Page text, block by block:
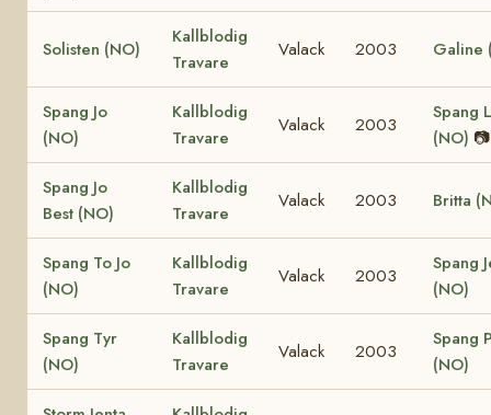
Solisten (NO)
Kallblodig
Travare
Valack 2003 Galine
Spang Jo
(NO)
Kallblodig
Travare
Valack 2003
Spang
(NO) 📷
Spang Jo
Best (NO)
Kallblodig
Travare
Valack 2003 Britta
Spang To Jo
(NO)
Kallblodig
Travare
Valack 2003
Spang
(NO)
Spang Tyr
(NO)
Kallblodig
Travare
Valack 2003
Spang
(NO)